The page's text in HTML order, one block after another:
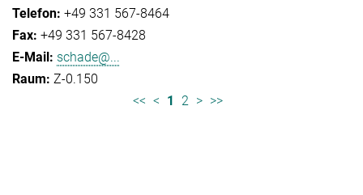
+49 331 567-8464
+49 331 567-8428
schade@...
Z-0.150
<< < 1 2 > >>